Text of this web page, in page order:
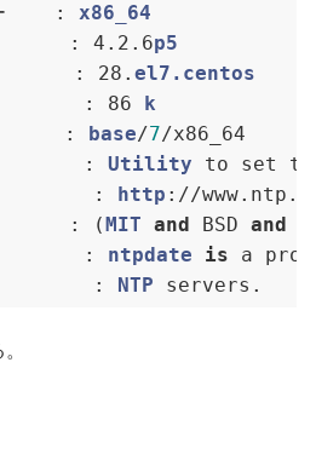
ー    : x86_64
: 4.2.6p5
: 28. el7.centos
: 86 k
: base/7/x86_64
: Utility to set
: http ://
: (MIT and BSD and
: ntpdate is a
:
NTP servers.